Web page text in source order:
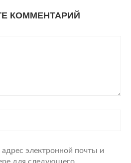
КОММЕНТАРИЙ
электронной почты и
для следующего